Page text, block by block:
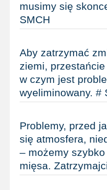
musimy się
SMCH
Aby zatrzymać
ziemi,
w czym jest
wyeliminowany. #
Problemy, przed
się atmosfera,
– możemy
mięsa.